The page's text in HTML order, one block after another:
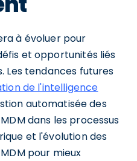
à évoluer pour
et opportunités liés
Les tendances futures
de l'intelligence
automatisée des
dans les processus
et l'évolution des
pour mieux